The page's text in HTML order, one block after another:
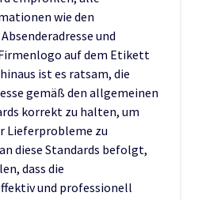
wie den
und
auf dem Etikett
ist es ratsam, die
gemäß den allgemeinen
korrekt zu halten, um
Lieferprobleme zu
diese Standards befolgt,
dass die
und professionell